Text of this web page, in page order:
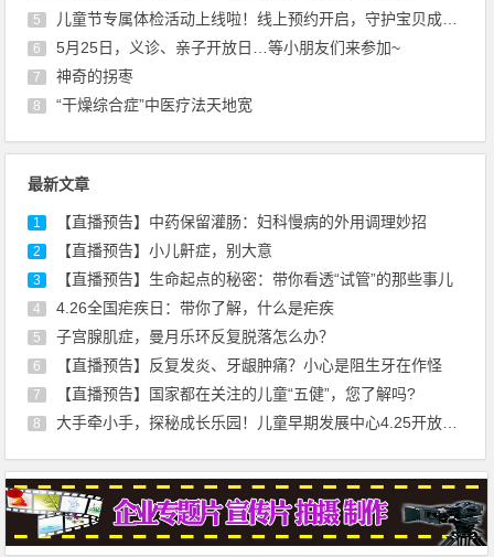
5 儿童节专属体检活动上线啦！线上预约开启，守护宝贝成长~
6 5月25日，义诊、亲子开放日…等小朋友们来参加~
7 神奇的拐枣
8 “干燥综合症”中医疗法天地宽
最新文章
1 【直播预告】中药保留灌肠：妇科慢病的外用调理妙招
2 【直播预告】小儿鼾症，别大意
3 【直播预告】生命起点的秘密：带你看透“试管”的那些事儿
4 4.26全国疟疾日：带你了解，什么是疟疾
5 子宫腺肌症，曼月乐环反复脱落怎么办？
6 【直播预告】反复发炎、牙龈肿痛？小心是阻生牙在作怪
7 【直播预告】国家都在关注的儿童“五健”，您了解吗?
8 大手牵小手，探秘成长乐园！儿童早期发展中心4.25开放日，邀10-12月龄宝贝来撒欢！